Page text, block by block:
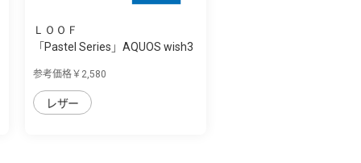
ＬＯＯＦ
「Pastel Series」AQUOS wish3
参考価格￥2,580
レザー